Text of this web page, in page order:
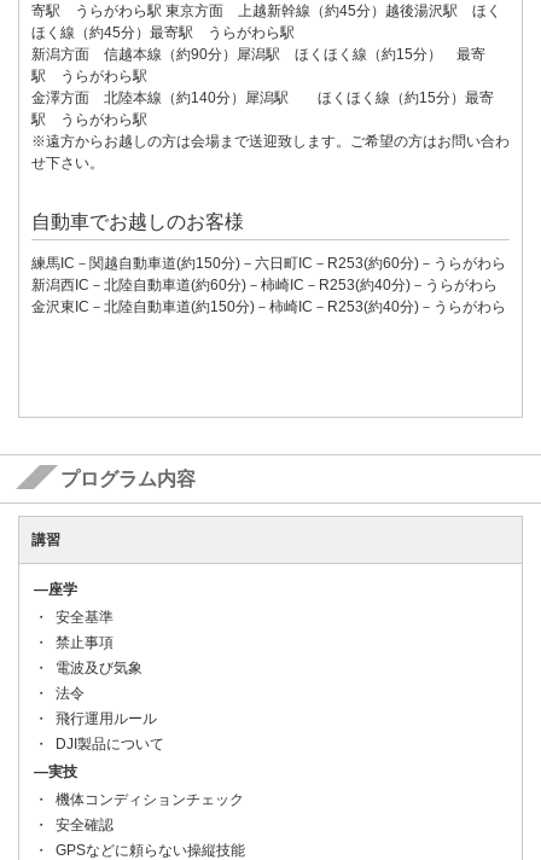
寄駅 うらがわら駅 東京方面 上越新幹線（約45分）越後湯沢駅 ほく
ほく線（約45分）最寄駅 うらがわら駅
新潟方面 信越本線（約90分）犀潟駅 ほくほく線（約15分） 最寄
駅 うらがわら駅
金澤方面 北陸本線（約140分）犀潟駅 ほくほく線（約15分）最寄
駅 うらがわら駅
※遠方からお越しの方は会場まで送迎致します。ご希望の方はお問い合わ
せ下さい。
自動車でお越しのお客様
練馬IC－関越自動車道(約150分)－六日町IC－R253(約60分)－うらがわら
新潟西IC－北陸自動車道(約60分)－柿崎IC－R253(約40分)－うらがわら
金沢東IC－北陸自動車道(約150分)－柿崎IC－R253(約40分)－うらがわら
プログラム内容
講習
―座学
安全基準
禁止事項
電波及び気象
法令
飛行運用ルール
DJI製品について
―実技
機体コンディションチェック
安全確認
GPSなどに頼らない操縦技能